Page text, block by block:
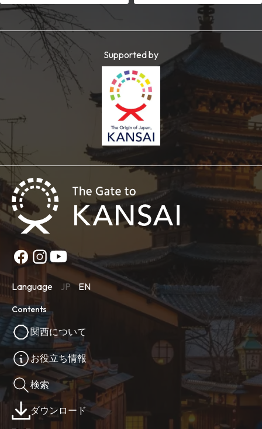
Supported by
Language JP EN
Contents
関西について
お役立ち情報
検索
ダウンロード